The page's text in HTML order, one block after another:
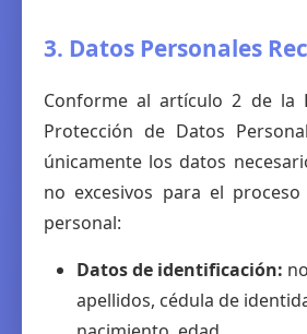
3. Datos Personales
Conforme al artículo 2 de la
Protección de Datos
únicamente los datos
no excesivos para el
personal:
Datos de identificación:
apellidos, cédula de